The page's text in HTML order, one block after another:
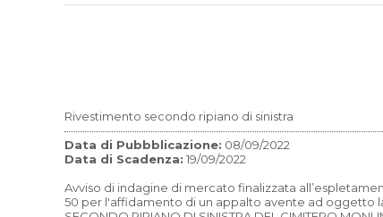
Rivestimento secondo ripiano di sinistra
Data di Pubbblicazione: 08/09/2022
Data di Scadenza: 19/09/2022
Avviso di indagine di mercato finalizzata
50 per l'affidamento di un appalto avente ad oggetto